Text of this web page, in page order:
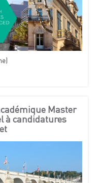
Master
à candidatures